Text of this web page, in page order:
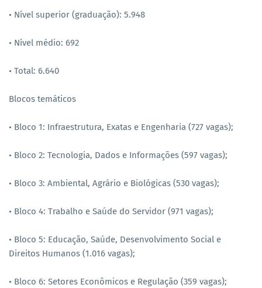
• Nível superior (graduação): 5.948
• Nível médio: 692
• Total: 6.640
Blocos temáticos
• Bloco 1: Infraestrutura, Exatas e Engenharia (727 vagas);
• Bloco 2: Tecnologia, Dados e Informações (597 vagas);
• Bloco 3: Ambiental, Agrário e Biológicas (530 vagas);
• Bloco 4: Trabalho e Saúde do Servidor (971 vagas);
• Bloco 5: Educação, Saúde, Desenvolvimento Social e
Direitos Humanos (1.016 vagas);
• Bloco 6: Setores Econômicos e Regulação (359 vagas);